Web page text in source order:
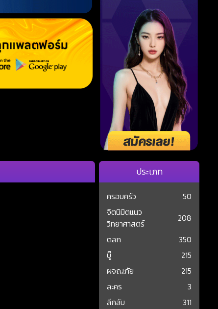
ประเภท
ครอบครัว
50
จิตนิมิตแนว
วิทยาศาสตร์
208
ตลก
350
บู๊
215
ผจญภัย
215
ละคร
3
ลึกลับ
311